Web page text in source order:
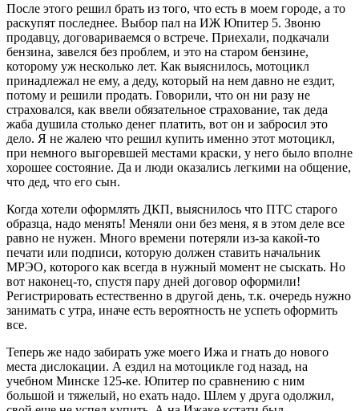
После этого решил брать из того, что есть в моем городе, а то
раскупят последнее. Выбор пал на ИЖ Юпитер 5. Звоню
продавцу, договариваемся о встрече. Приехали, подкачали
бензина, завелся без проблем, и это на старом бензине,
которому уж несколько лет. Как выяснилось, мотоцикл
принадлежал не ему, а деду, который на нем давно не ездит,
потому и решили продать. Говорили, что он ни разу не
страховался, как ввели обязательное страхование, так деда
жаба душила столько денег платить, вот он и забросил это
дело. Я не жалею что решил купить именно этот мотоцикл,
при немного выгоревшей местами краски, у него было вполне
хорошее состояние. Да и люди оказались легкими на общение,
что дед, что его сын.
Когда хотели оформлять ДКП, выяснилось что ПТС старого
образца, надо менять! Меняли они без меня, я в этом деле все
равно не нужен. Много времени потеряли из-за какой-то
печати или подписи, которую должен ставить начальник
МРЭО, которого как всегда в нужный момент не сыскать. Но
вот наконец-то, спустя пару дней договор оформили!
Регистрировать естественно в другой день, т.к. очередь нужно
занимать с утра, иначе есть вероятность не успеть оформить
все.
Теперь же надо забирать уже моего Ижа и гнать до нового
места дислокации. А ездил на мотоцикле год назад, на
учебном Минске 125-ке. Юпитер по сравнению с ним
большой и тяжелый, но ехать надо. Шлем у друга одолжил,